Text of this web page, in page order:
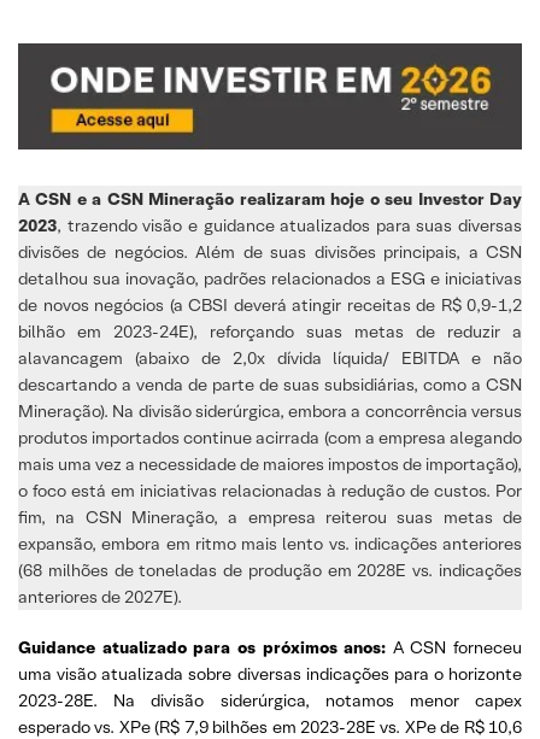
A CSN e a CSN Mineração realizaram hoje o seu Investor Day
2023, trazendo visão e guidance atualizados para suas diversas
divisões de negócios. Além de suas divisões principais, a CSN
detalhou sua inovação, padrões relacionados a ESG e iniciativas
de novos negócios (a CBSI deverá atingir receitas de R$ 0,9-1,2
bilhão em 2023-24E), reforçando suas metas de reduzir a
alavancagem (abaixo de 2,0x dívida líquida/ EBITDA e não
descartando a venda de parte de suas subsidiárias, como a CSN
Mineração). Na divisão siderúrgica, embora a concorrência versus
produtos importados continue acirrada (com a empresa alegando
mais uma vez a necessidade de maiores impostos de importação),
o foco está em iniciativas relacionadas à redução de custos. Por
fim, na CSN Mineração, a empresa reiterou suas metas de
expansão, embora em ritmo mais lento vs. indicações anteriores
(68 milhões de toneladas de produção em 2028E vs. indicações
anteriores de 2027E).
Guidance atualizado para os próximos anos: A CSN forneceu
uma visão atualizada sobre diversas indicações para o horizonte
2023-28E. Na divisão siderúrgica, notamos menor capex
esperado vs. XPe (R$ 7,9 bilhões em 2023-28E vs. XPe de R$ 10,6